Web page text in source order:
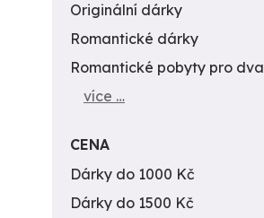
Originální dárky
Romantické dárky
Romantické pobyty pro dva
více …
CENA
Dárky do 1000 Kč
Dárky do 1500 Kč